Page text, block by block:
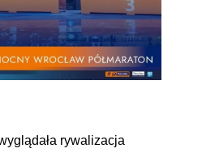
rywalizacja